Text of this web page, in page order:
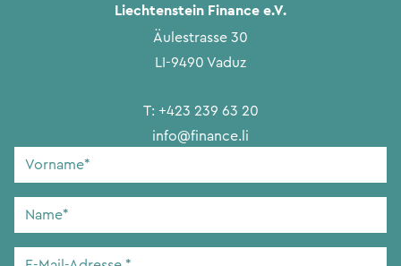
Liechtenstein Finance e.V.
Äulestrasse 30
LI-9490 Vaduz
T: +423 239 63 20
info@finance.li
Vorname
Name
E-